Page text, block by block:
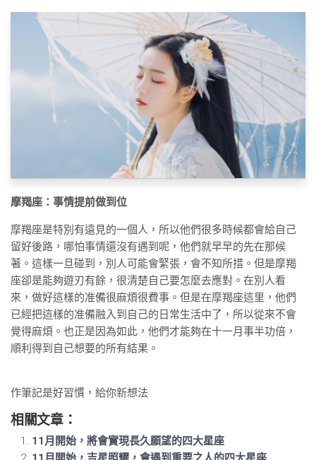
摩羯座：事情提前做到位
摩羯座是特別有遠見的一個人，所以他們很多時候都會給自己
留好後路，哪怕事情還沒有遇到呢，他們就早早的先在那候
著。這樣一旦碰到，別人可能會緊張，會不知所措。但是摩羯
座卻是能夠遊刃有餘，很清楚自己要怎麼去應對。在別人看
來，做好這樣的准備很麻煩很費事。但是在摩羯座這里，他們
已經把這樣的准備融入到自己的日常生活中了，所以從來不會
覺得麻煩。也正是因為如此，他們才能夠在十一月事半功倍，
順利得到自己想要的所有結果。
作筆記是好習慣，給你新想法
相關文章：
11月開始，將會實現長久願望的四大星座